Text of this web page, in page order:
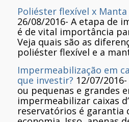
Poliéster flexível x
26/08/2016- A etapa de
é de vital importância
Veja quais são as
poliéster flexível e a
Impermeabilização em
que investir? 12/07/2016-
ou pequenas e grandes
impermeabilizar caixas
reservatórios é garantia